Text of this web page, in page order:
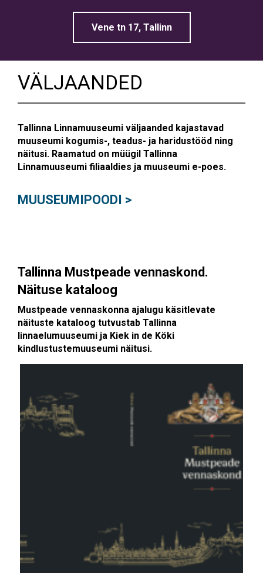
Vene tn 17, Tallinn
VÄLJAANDED
Tallinna Linnamuuseumi väljaanded kajastavad
muuseumi kogumis-, teadus- ja haridustööd ning
näitusi. Raamatud on müügil Tallinna
Linnamuuseumi filiaaldies ja muuseumi e-poes.
MUUSEUMIPOODI >
Tallinna Mustpeade vennaskond.
Näituse kataloog
Mustpeade vennaskonna ajalugu käsitlevate
näituste kataloog tutvustab Tallinna
linnaelumuuseumi ja Kiek in de Köki
kindlustustemuuseumi näitusi.